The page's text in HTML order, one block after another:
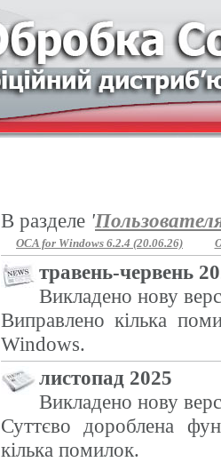
В разделе '
OCA for Windows 6.2.4 (20.06.26)
травень-червень
Викладено нову
Виправлено кілька
Windows.
листопад 2025
Викладено нову
Суттєво дороблена
кілька помилок.